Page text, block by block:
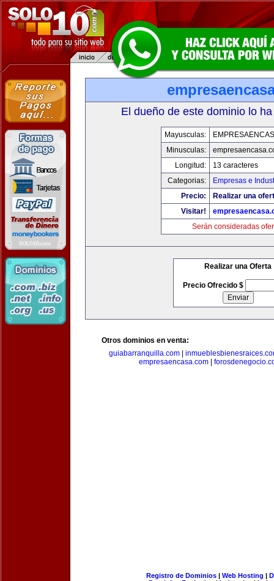
El dueño de este dominio lo
Mayusculas:
Minusculas:
Longitud:
13 caracteres
Categorias:
Empresas e
Precio:
Realizar una
Visitar!
Serán consideradas
Realizar una Oferta
Precio Ofrecido $
Otros dominios en venta:
guiabarranquilla.com|
empresaencasa.com|
Registro de Dominios| Web Hosting |